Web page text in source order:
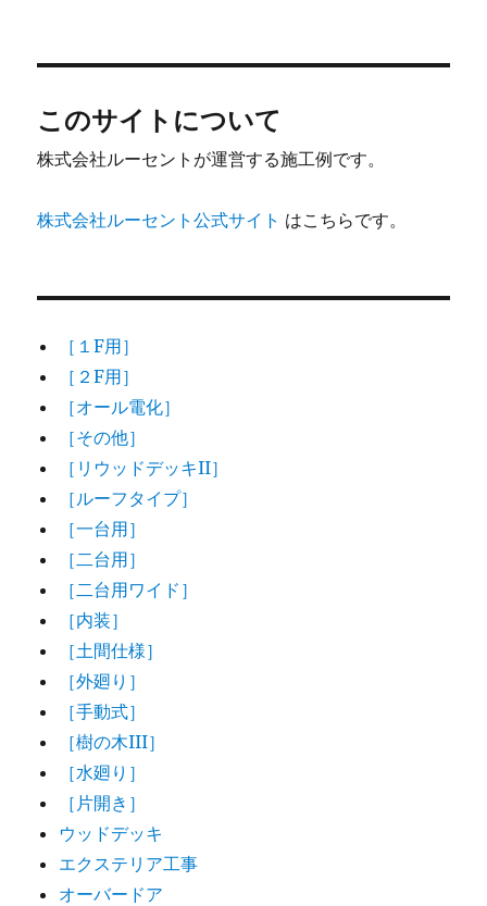
このサイトについて
株式会社ルーセントが運営する施工例です。
株式会社ルーセント公式サイト はこちらです。
［１F用］
［２F用］
［オール電化］
［その他］
［リウッドデッキII］
［ルーフタイプ］
［一台用］
［二台用］
［二台用ワイド］
［内装］
［土間仕様］
［外廻り］
［手動式］
［樹の木III］
［水廻り］
［片開き］
ウッドデッキ
エクステリア工事
オーバードア